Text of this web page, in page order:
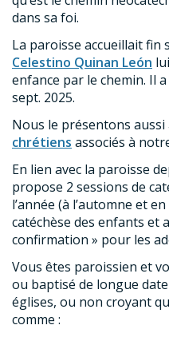
dans sa foi.
La paroisse accueillait fin
Celestino Quinan León
enfance par le chemin. Il
sept. 2025.
Nous le présentons aussi
chrétiens associés à
En lien avec la paroisse
propose 2 sessions de
l’année (à l’automne et
catéchèse des enfants et
confirmation » pour les
Vous êtes paroissien et
ou baptisé de longue
églises, ou non croyant
comme :